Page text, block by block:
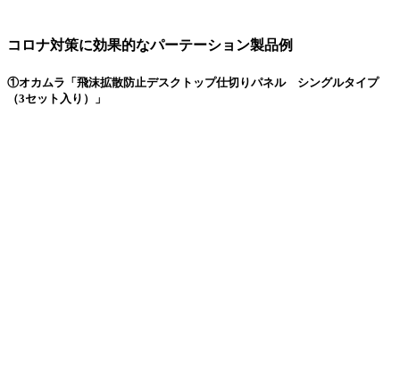
コロナ対策に効果的なパーテーション製品例
①オカムラ「飛沫拡散防止デスクトップ仕切りパネル シングルタイプ
（3セット入り）」